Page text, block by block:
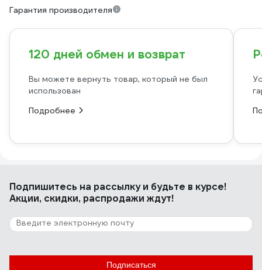
Гарантия производителя
120 дней обмен и возврат
Вы можете вернуть товар, который не был
использован
Подробнее
Подпишитесь на рассылкуи будьте в курсе!
Акции, скидки, распродажи ждут!
Подписаться